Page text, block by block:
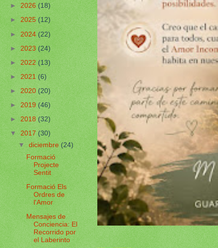
►2026(18)
►2025(12)
►2024(22)
►2023(24)
►2022(13)
►2021(6)
►2020(20)
►2019(46)
►2018(32)
▼2017(30)
▼diciembre(24)
Formació
Projecte
Sentit
Formació Els
Ordres de
l'Amor
Mensajes de
Conciencia: El
Recorrido por
el Laberinto